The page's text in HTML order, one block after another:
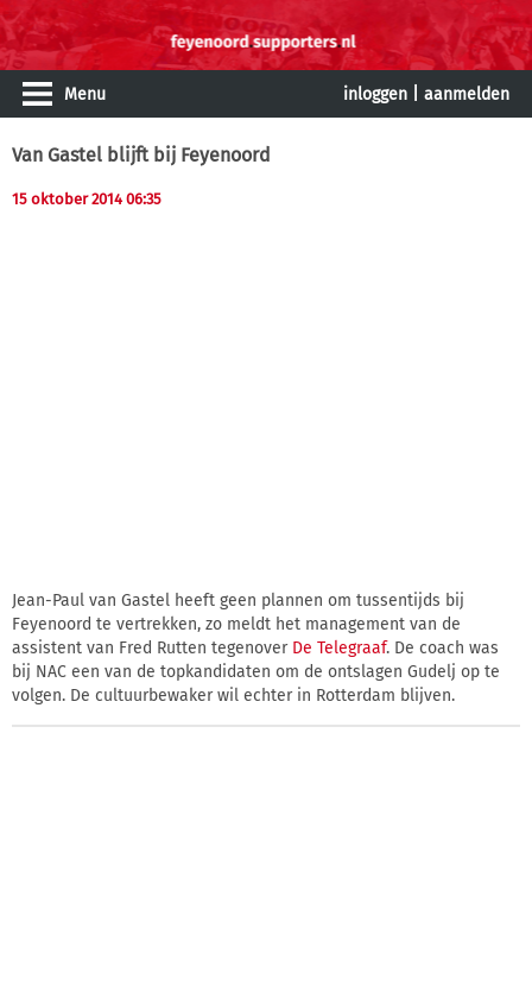
Menu inloggen aanmelden
Van Gastel blijft bij Feyenoord
15 oktober 2014 06:35
Jean-Paul van Gastel heeft geen plannen om tussentijds bij
Feyenoord te vertrekken, zo meldt het management van de
assistent van Fred Rutten tegenover De Telegraaf. De coach was
bij NAC een van de topkandidaten om de ontslagen Gudelj op te
volgen. De cultuurbewaker wil echter in Rotterdam blijven.